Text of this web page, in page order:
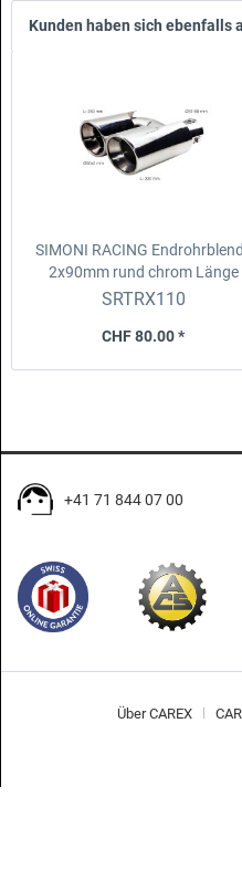
Kunden haben sich ebenfalls
SIMONI RACING
2x90mm rund chrom Länge
250mm, Anschluss 37-59mm
SRTRX110
CHF 80.00 *
+41 71 844 07 00
Über CAREX